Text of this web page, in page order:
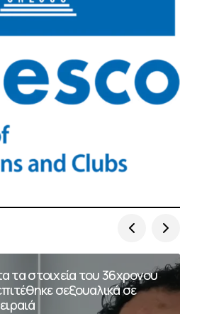
τα στοιχεία του 36χρονου
σεξουαλικά σε